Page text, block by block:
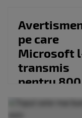
pe care
Microsoft
transmis
pentru
milioane de